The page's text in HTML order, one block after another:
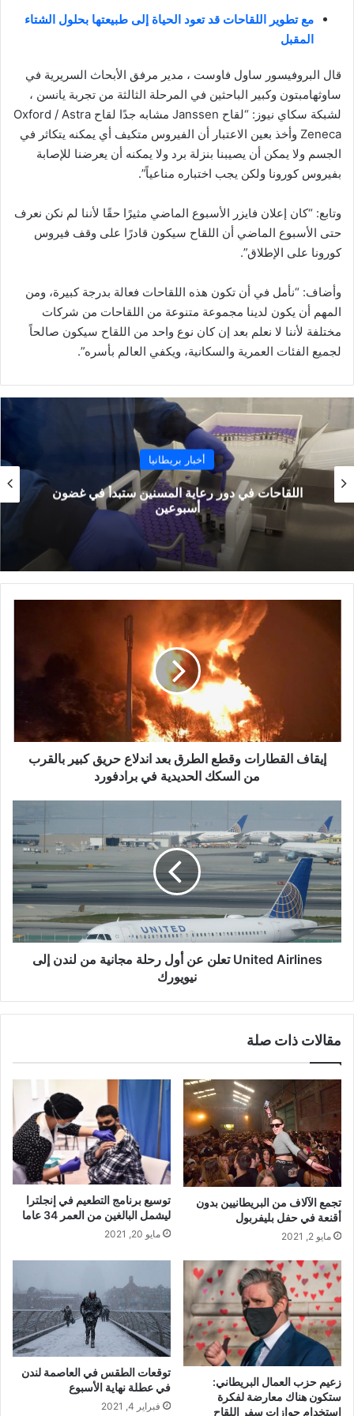
مع تطوير اللقاحات قد تعود الحياة إلى طبيعتها بحلول الشتاء
المقبل
قال البروفيسور ساول فاوست ، مدير مرفق الأبحاث السريرية في
ساوثهامبتون وكبير الباحثين في المرحلة الثالثة من تجربة يانسن ،
لشبكة سكاي نيوز: “لقاح Janssen مشابه جدًا لقاح Oxford / Astra
Zeneca وأخذ بعين الاعتبار أن الفيروس متكيف أي يمكنه يتكاثر في
الجسم ولا يمكن أن يصيبنا بنزلة برد ولا يمكنه أن يعرضنا للإصابة
بفيروس كورونا ولكن يجب اختباره مناعياً”.
وتابع: “كان إعلان فايزر الأسبوع الماضي مثيرًا حقًا لأننا لم نكن نعرف
حتى الأسبوع الماضي أن اللقاح سيكون قادرًا على وقف فيروس
كورونا على الإطلاق”.
وأضاف: “نأمل في أن تكون هذه اللقاحات فعالة بدرجة كبيرة، ومن
المهم أن يكون لدينا مجموعة متنوعة من اللقاحات من شركات
مختلفة لأننا لا نعلم بعد إن كان نوع واحد من اللقاح سيكون صالحاً
لجميع الفئات العمرية والسكانية، ويكفي العالم بأسره”.
أخبار بريطانيا
اللقاحات في دور رعاية المسنين ستبدأ في غضون
أسبوعين
بالقرب
برادفورد
إيقاف القطارات وقطع الطرق بعد اندلاع حريق كبير بالقرب
من السكك الحديدية في برادفورد
Airlines
تعلن
عن
أول
رحلة
مجانية
من
لندن
United Airlines تعلن عن أول رحلة مجانية من لندن إلى
نيويورك
مقالات ذات صلة
تجمع الآلاف من البريطانيين بدون
أقنعة في حفل بليفربول
مايو 2, 2021
توسيع برنامج التطعيم في إنجلترا
ليشمل البالغين من العمر 34 عاما
مايو 20, 2021
زعيم حزب العمال البريطاني:
ستكون هناك معارضة لفكرة
استخدام جوازات سفر اللقاح
توقعات الطقس في العاصمة لندن
في عطلة نهاية الأسبوع
فبراير 4, 2021